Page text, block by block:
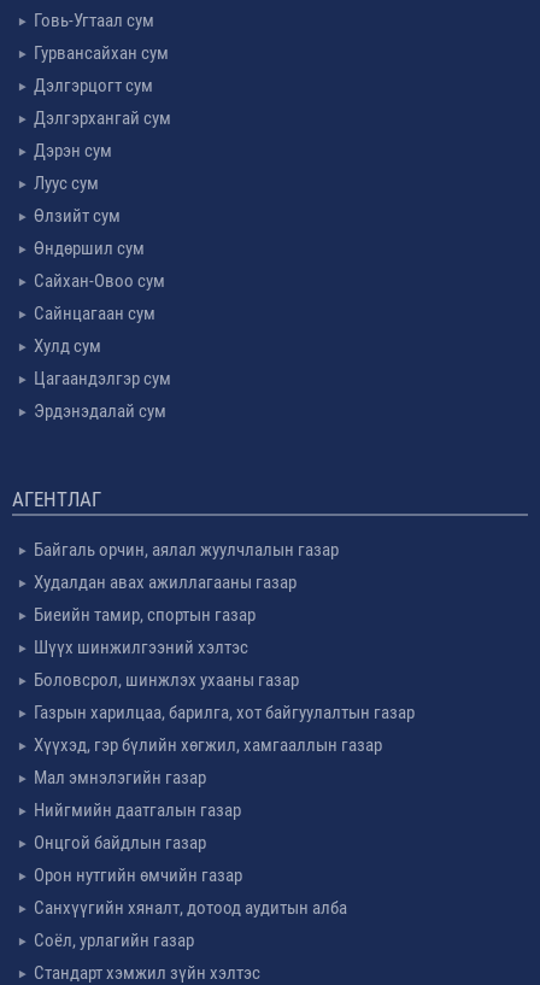
Говь-Угтаал сум
Гурвансайхан сум
Дэлгэрцогт сум
Дэлгэрхангай сум
Дэрэн сум
Луус сум
Өлзийт сум
Өндөршил сум
Сайхан-Овоо сум
Сайнцагаан сум
Хулд сум
Цагаандэлгэр сум
Эрдэнэдалай сум
АГЕНТЛАГ
Байгаль орчин, аялал жуулчлалын газар
Худалдан авах ажиллагааны газар
Биеийн тамир, спортын газар
Шүүх шинжилгээний хэлтэс
Боловсрол, шинжлэх ухааны газар
Газрын харилцаа, барилга, хот байгуулалтын газар
Хүүхэд, гэр бүлийн хөгжил, хамгааллын газар
Мал эмнэлэгийн газар
Нийгмийн даатгалын газар
Онцгой байдлын газар
Орон нутгийн өмчийн газар
Санхүүгийн хяналт, дотоод аудитын алба
Соёл, урлагийн газар
Стандарт хэмжил зүйн хэлтэс